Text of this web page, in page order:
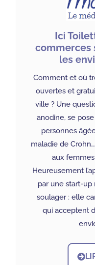
Ici
commerces
les
Comment et où
ouvertes et
ville ? Une
anodine, se
personnes
maladie de
aux
Heureusement
par une start-up
soulager : elle
qui acceptent